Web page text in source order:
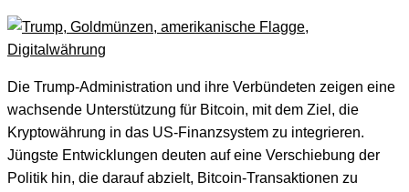
Die Trump-Administration und ihre Verbündeten zeigen eine
wachsende Unterstützung für Bitcoin, mit dem Ziel, die
Kryptowährung in das US-Finanzsystem zu integrieren.
Jüngste Entwicklungen deuten auf eine Verschiebung der
Politik hin, die darauf abzielt, Bitcoin-Transaktionen zu